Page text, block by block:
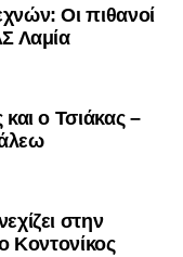
Οι πιθανοί
Λαμία
ο Τσιάκας –
στην
Κοντονίκος